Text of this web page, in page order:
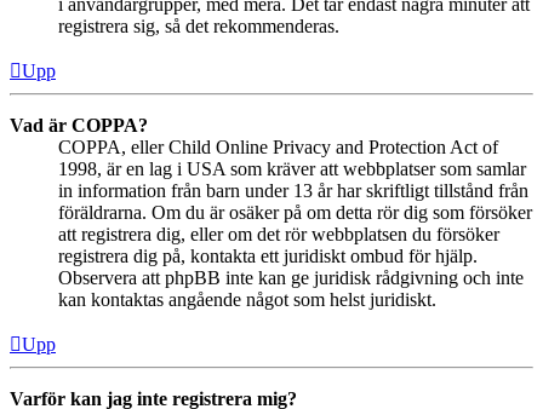
i användargrupper, med mera. Det tar endast några minuter att
registrera sig, så det rekommenderas.
Upp
Vad är COPPA?
COPPA, eller Child Online Privacy and Protection Act of
1998, är en lag i USA som kräver att webbplatser som samlar
in information från barn under 13 år har skriftligt tillstånd från
föräldrarna. Om du är osäker på om detta rör dig som försöker
att registrera dig, eller om det rör webbplatsen du försöker
registrera dig på, kontakta ett juridiskt ombud för hjälp.
Observera att phpBB inte kan ge juridisk rådgivning och inte
kan kontaktas angående något som helst juridiskt.
Upp
Varför kan jag inte registrera mig?